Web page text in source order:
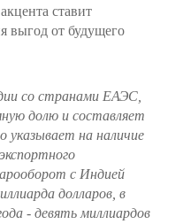
ставит
выгод от будущего
со странами ЕАЭС,
долю и составляет
указывает на наличие
с Индией
долларов, в
- девять миллиардов